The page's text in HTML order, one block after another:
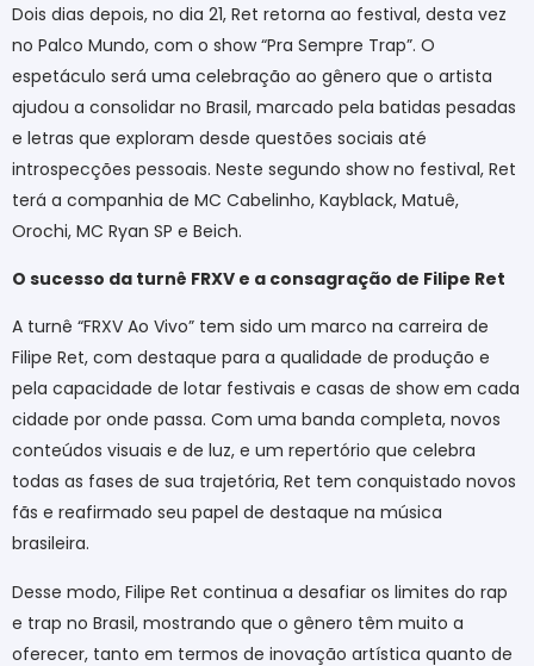
Dois dias depois, no dia 21, Ret retorna ao festival, desta vez
no Palco Mundo, com o show “Pra Sempre Trap”. O
espetáculo será uma celebração ao gênero que o artista
ajudou a consolidar no Brasil, marcado pela batidas pesadas
e letras que exploram desde questões sociais até
introspecções pessoais. Neste segundo show no festival, Ret
terá a companhia de MC Cabelinho, Kayblack, Matuê,
Orochi, MC Ryan SP e Beich.
O sucesso da turnê FRXV e a consagração de Filipe Ret
A turnê “FRXV Ao Vivo” tem sido um marco na carreira de
Filipe Ret, com destaque para a qualidade de produção e
pela capacidade de lotar festivais e casas de show em cada
cidade por onde passa. Com uma banda completa, novos
conteúdos visuais e de luz, e um repertório que celebra
todas as fases de sua trajetória, Ret tem conquistado novos
fãs e reafirmado seu papel de destaque na música
brasileira.
Desse modo, Filipe Ret continua a desafiar os limites do rap
e trap no Brasil, mostrando que o gênero têm muito a
oferecer, tanto em termos de inovação artística quanto de